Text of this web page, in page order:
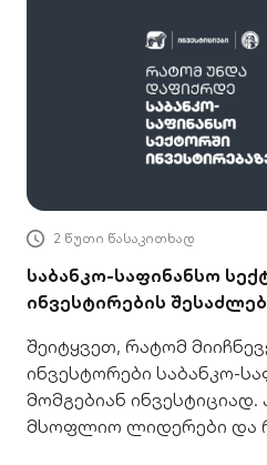
2 წუთი წასაკითხად
საბანკო-საფინანსო
ინვესტირების
შეიტყვეთ, რატომ
ინვესტორები საბანკო-
მომგებიან
მსოფლიო ლიდერები და